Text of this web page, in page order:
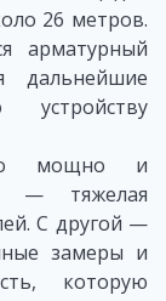
26 метров.
арматурный
дальнейшие
устройству
мощно и
— тяжелая
С другой —
замеры и
которую